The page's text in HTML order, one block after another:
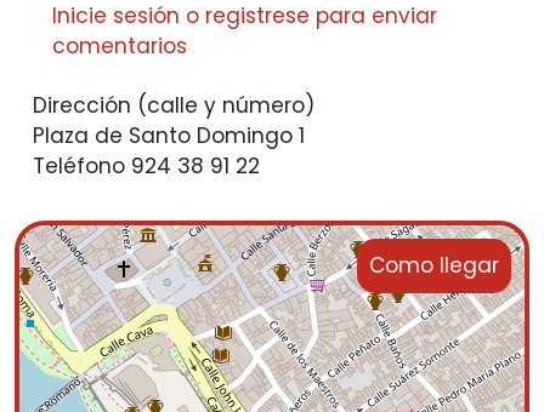
Inicie sesión o registrese para enviar
comentarios
Dirección (calle y número)
Plaza de Santo Domingo 1
Teléfono 924 38 91 22
Como llegar